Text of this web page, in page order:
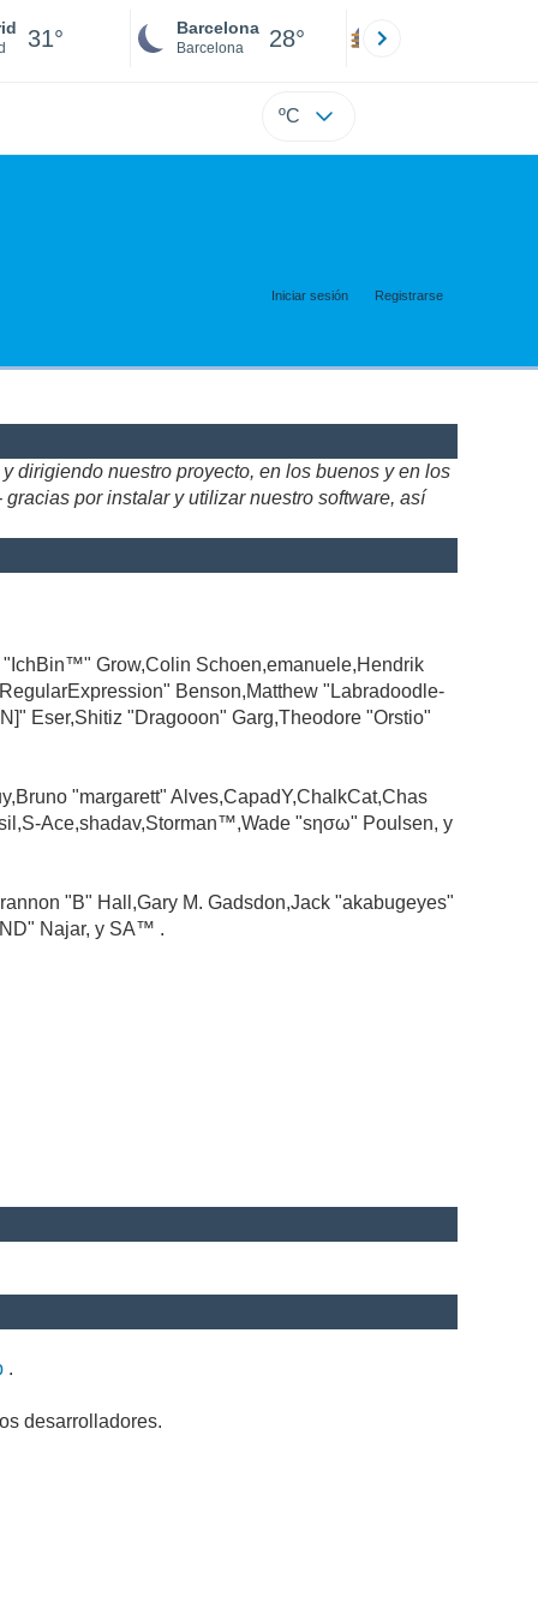
31° Barcelona
Barcelona 28°
ºC
Iniciar sesión Registrarse
dirigiendo nuestro proyecto, en los buenos y en los
por instalar y utilizar nuestro software, así
Grow,Colin Schoen,emanuele,Hendrik
Benson,Matthew "Labradoodle-
Eser,Shitiz "Dragooon" Garg,Theodore "Orstio"
"margarett" Alves,CapadY,ChalkCat,Chas
Ace,shadav,Storman™,Wade "sησω" Poulsen, y
"B" Hall,Gary M. Gadsdon,Jack "akabugeyes"
Najar, y SA™ .
.
desarrolladores.